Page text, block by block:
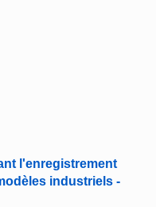
l'enregistrement
industriels -